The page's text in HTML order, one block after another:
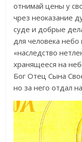
отнимай цены у
чрез неоказание
суде и добрые
для человека
«наследство
хранящееся на
Бог Отец Сына
но за него отдал